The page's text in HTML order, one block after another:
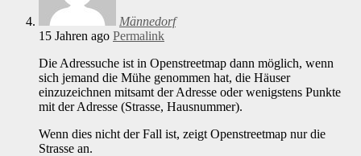
Männedorf
15 Jahren ago Permalink
Die Adressuche ist in Openstreetmap dann möglich, wenn
sich jemand die Mühe genommen hat, die Häuser
einzuzeichnen mitsamt der Adresse oder wenigstens Punkte
mit der Adresse (Strasse, Hausnummer).
Wenn dies nicht der Fall ist, zeigt Openstreetmap nur die
Strasse an.